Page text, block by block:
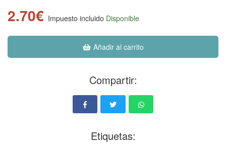
2.70€ Impuesto incluido Disponible
Añadir al carrito
Compartir:
Etiquetas: